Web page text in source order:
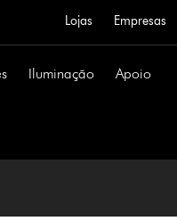
Lojas Empresas
Iluminação Apoio